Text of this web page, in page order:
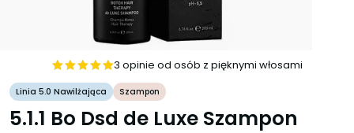
5na 5
3 opinie od osób z pięknymi włosami
Linia 5.0 Nawilżająca Szampon
5.1.1 Bo Dsd de Luxe Szampon